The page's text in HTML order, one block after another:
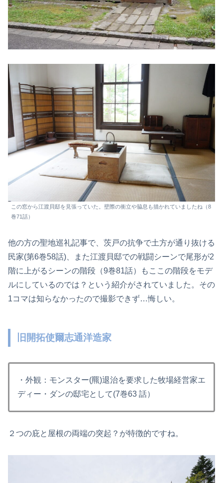
この窓から江渡貝邸を見張っていた。壁際の衝立や脇息も描かれていましたね（8
巻71話）
他の方の聖地巡礼記事で、茨戸の抗争で土方が通り抜ける
民家(第6巻58話)、また江渡貝邸での戦闘シーンで尾形が2
階に上がるシーンの階段（9巻81話）もここの階段をモデ
ルにしているのでは？という紹介がされていました。その
1コマは知らなかったので撮影できず…悔しい。
旧開拓使爾志通洋造家
・外観：モンスター(羆)退治を要求した牧場経営家エ
ディー・ダンの邸宅として(7巻63 話）
２つの庇と屋根の両端の突起？が特徴的ですね。